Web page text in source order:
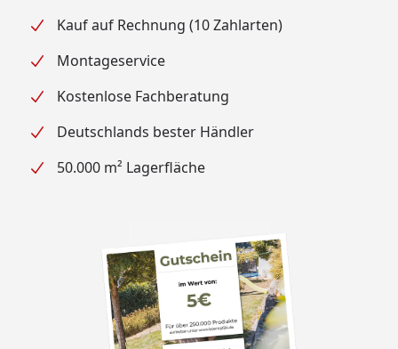
Kauf auf Rechnung (10 Zahlarten)
Montageservice
Kostenlose Fachberatung
Deutschlands bester Händler
50.000 m² Lagerfläche